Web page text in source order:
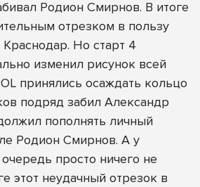
Родион Смирнов. В итоге
отрезком в пользу
Краснодар. Но старт 4
изменил рисунок всей
принялись осаждать кольцо
подряд забил Александр
пополнять личный
Родион Смирнов. А у
просто ничего не
этот неудачный отрезок в